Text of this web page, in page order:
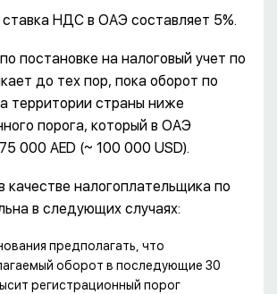
НДС в ОАЭ составляет 5%.
постановке на налоговый учет по
до тех пор, пока оборот по
территории страны ниже
порога, который в ОАЭ
000 AED (~ 100 000 USD).
качестве налогоплательщика по
в следующих случаях:
предполагать, что
оборот в последующие 30
регистрационный порог